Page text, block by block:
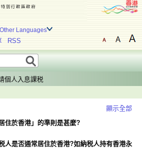
Other Languages
RSS
個人入息課税
顯示全部
住於香港」的準則是甚麼?
人是否通常居住於香港?如納税人持有香港永